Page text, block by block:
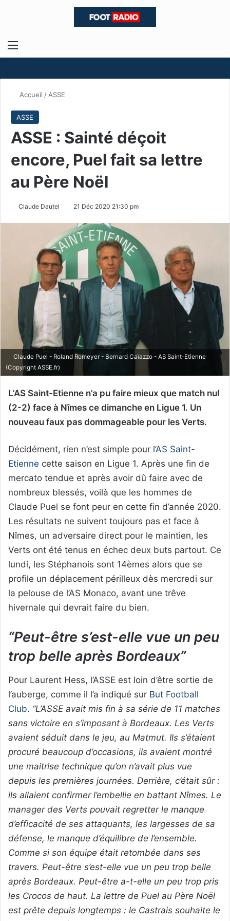
Menu
Accueil / ASSE
ASSE
ASSE : Sainté déçoit
encore, Puel fait sa lettre
au Père Noël
Claude Dautel 21 Déc 2020 21:30 pm
Claude Puel - Roland Romeyer - Bernard Caïazzo - AS Saint-Etienne
(Copyright ASSE.fr)
L’AS Saint-Etienne n’a pu faire mieux que match nul
(2-2) face à Nîmes ce dimanche en Ligue 1. Un
nouveau faux pas dommageable pour les Verts.
Décidément, rien n’est simple pour l’AS Saint-
Etienne cette saison en Ligue 1. Après une fin de
mercato tendue et après avoir dû faire avec de
nombreux blessés, voilà que les hommes de
Claude Puel se font peur en cette fin d’année 2020.
Les résultats ne suivent toujours pas et face à
Nîmes, un adversaire direct pour le maintien, les
Verts ont été tenus en échec deux buts partout. Ce
lundi, les Stéphanois sont 14èmes alors que se
profile un déplacement périlleux dès mercredi sur
la pelouse de l’AS Monaco, avant une trêve
hivernale qui devrait faire du bien.
“Peut-être s’est-elle vue un peu
trop belle après Bordeaux”
Pour Laurent Hess, l’ASSE est loin d’être sortie de
l’auberge, comme il l’a indiqué sur But Football
Club. “L’ASSE avait mis fin à sa série de 11 matches
sans victoire en s’imposant à Bordeaux. Les Verts
avaient séduit dans le jeu, au Matmut. Ils s’étaient
procuré beaucoup d’occasions, ils avaient montré
une maitrise technique qu’on n’avait plus vue
depuis les premières journées. Derrière, c’était sûr :
ils allaient confirmer l’embellie en battant Nîmes. Le
manager des Verts pouvait regretter le manque
d’efficacité de ses attaquants, les largesses de sa
défense, le manque d’équilibre de l’ensemble.
Comme si son équipe était retombée dans ses
travers. Peut-être s’est-elle vue un peu trop belle
après Bordeaux. Peut-être a-t-elle un peu trop pris
les Crocos de haut. La lettre de Puel au Père Noël
est prête depuis longtemps : le Castrais souhaite le